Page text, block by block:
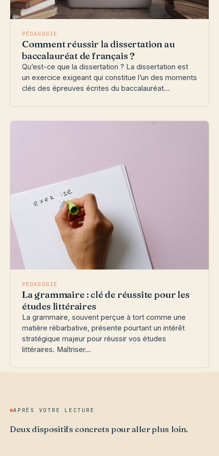
PÉDAGOGIE
Comment réussir la dissertation au
baccalauréat de français ?
Qu’est-ce que la dissertation ? La dissertation est
un exercice exigeant qui constitue l’un des moments
clés des épreuves écrites du baccalauréat…
PÉDAGOGIE
La grammaire : clé de réussite pour les
études littéraires
La grammaire, souvent perçue à tort comme une
matière rébarbative, présente pourtant un intérêt
stratégique majeur pour réussir vos études
littéraires. Maîtriser…
APRÈS VOTRE LECTURE
Deux dispositifs concrets pour aller plus loin.